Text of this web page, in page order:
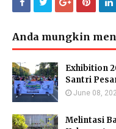
Anda mungkin
Exhibition
Santri
June 08,
Melintasi